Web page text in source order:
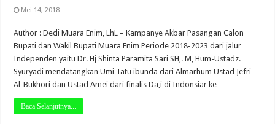
Mei 14, 2018
Author : Dedi Muara Enim, LhL – Kampanye Akbar Pasangan Calon
Bupati dan Wakil Bupati Muara Enim Periode 2018-2023 dari jalur
Independen yaitu Dr. Hj Shinta Paramita Sari SH,. M, Hum-Ustadz.
Syuryadi mendatangkan Umi Tatu ibunda dari Almarhum Ustad Jefri
Al-Bukhori dan Ustad Amei dari finalis Da,i di Indonsiar ke …
Baca Selanjutnya...